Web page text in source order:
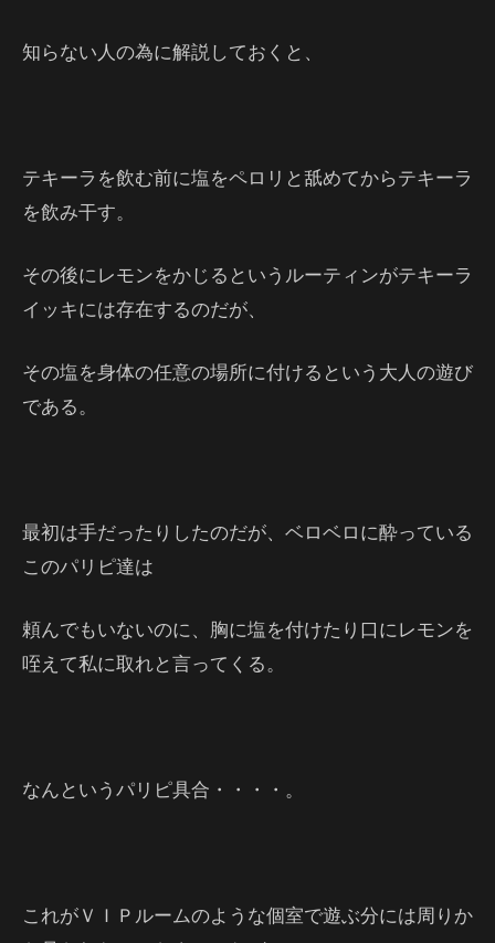
知らない人の為に解説しておくと、
テキーラを飲む前に塩をペロリと舐めてからテキーラ
を飲み干す。
その後にレモンをかじるというルーティンがテキーラ
イッキには存在するのだが、
その塩を身体の任意の場所に付けるという大人の遊び
である。
最初は手だったりしたのだが、ベロベロに酔っている
このパリピ達は
頼んでもいないのに、胸に塩を付けたり口にレモンを
咥えて私に取れと言ってくる。
なんというパリピ具合・・・・。
これがＶＩＰルームのような個室で遊ぶ分には周りか